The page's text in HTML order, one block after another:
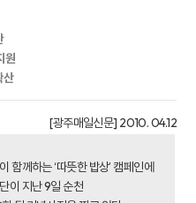
원
산
[광주매일신문] 2010. 04.12
함께하는 ‘따뜻한 밥상’ 캠페인에
이 지난 9일 순천